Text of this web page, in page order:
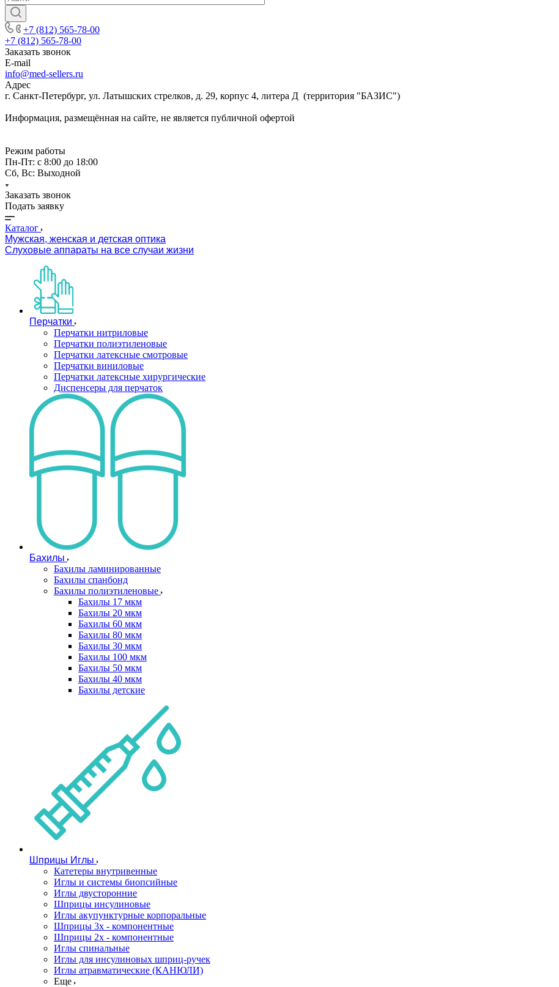
+7 (812) 565-78-00
+7 (812) 565-78-00
Заказать звонок
E-mail
info@med-sellers.ru
Адрес
г. Санкт-Петербург, ул. Латышских стрелков, д. 29, корпус 4, литера Д (территория "БАЗИС")
Информация, размещённая на сайте, не является публичной офертой
Режим работы
Пн-Пт: с 8:00 до 18:00
Сб, Вс: Выходной
Заказать звонок
Подать заявку
Каталог
Мужская, женская и детская оптика
Слуховые аппараты на все случаи жизни
Перчатки
Перчатки нитриловые
Перчатки полиэтиленовые
Перчатки латексные смотровые
Перчатки виниловые
Перчатки латексные хирургические
Диспенсеры для перчаток
Бахилы
Бахилы ламинированные
Бахилы спанбонд
Бахилы полиэтиленовые
Бахилы 17 мкм
Бахилы 20 мкм
Бахилы 60 мкм
Бахилы 80 мкм
Бахилы 30 мкм
Бахилы 100 мкм
Бахилы 50 мкм
Бахилы 40 мкм
Бахилы детские
Шприцы Иглы
Катетеры внутривенные
Иглы и системы биопсийные
Иглы двусторонние
Шприцы инсулиновые
Иглы акупунктурные корпоральные
Шприцы 3х - компонентные
Шприцы 2х - компонентные
Иглы спинальные
Иглы для инсулиновых шприц-ручек
Иглы атравматические (КАНЮЛИ)
Еще